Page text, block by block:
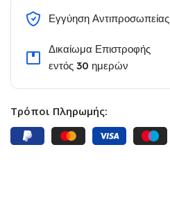
Εγγύηση Αντιπροσωπείας
Δικαίωμα Επιστροφής
εντός 30 ημερών
Τρόποι Πληρωμής: